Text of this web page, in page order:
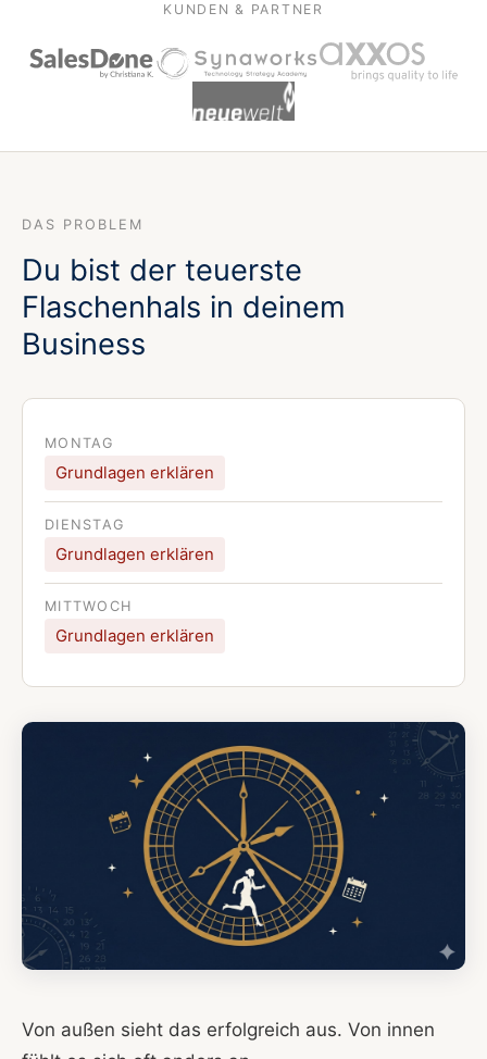
KUNDEN & PARTNER
DAS PROBLEM
Du bist der teuerste
Flaschenhals in deinem
Business
MONTAG
Grundlagen erklären
DIENSTAG
Grundlagen erklären
MITTWOCH
Grundlagen erklären
Von außen sieht das erfolgreich aus. Von innen